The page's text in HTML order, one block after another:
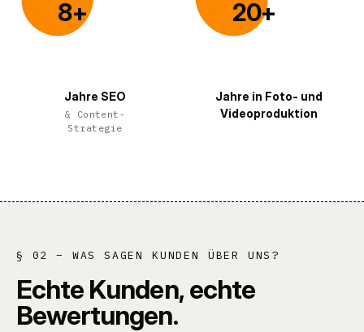
8+8+
Jahre SEO
& Content-
Strategie
20+
Jahre in Foto- und
Videoproduktion
§ 02 – WAS SAGEN KUNDEN ÜBER UNS?
Echte Kunden,echte
Bewertungen.